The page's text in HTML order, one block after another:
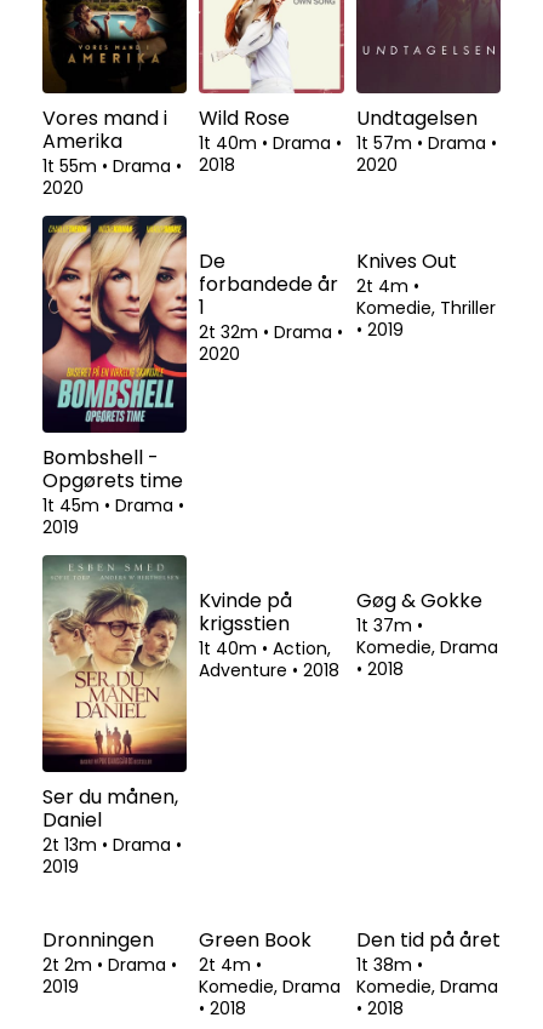
Vores mand i
Amerika
1t 55m• Drama•
2020
Wild Rose
1t 40m• Drama
2018
Undtagelsen
1t 57m• Drama
2020
Bombshell -
Opgørets time
1t 45m• Drama •
2019
De
forbandede år
1
2t 32m• Drama•
Knives Out
2t 4m •
Komedie, Thriller
• 2019
Ser du månen,
Daniel
Kvinde på
krigsstien
1t 40m
Gøg & Gokke
1t 37m•
Komedie, Drama